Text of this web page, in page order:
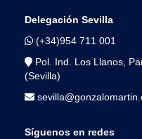
Delegación Sevilla
(+34)954 711 001
Pol. Ind. Los Llanos,
(Sevilla)
Síguenos en redes